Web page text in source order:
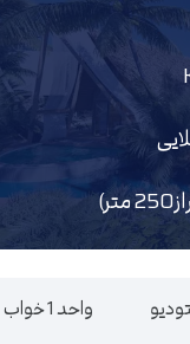
واحد 1 خواب